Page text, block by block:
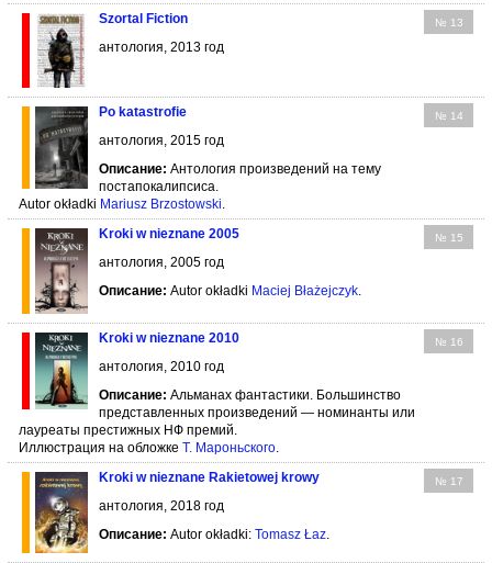
№ 13
Szortal Fiction
антология, 2013 год
№ 14
Po katastrofie
антология, 2015 год
Описание: Антология произведений на тему
постапокалипсиса.
Autor okładki Mariusz Brzostowski.
№ 15
Kroki w nieznane 2005
антология, 2005 год
Описание: Autor okładki Maciej Błażejczyk.
№ 16
Kroki w nieznane 2010
антология, 2010 год
Описание: Альманах фантастики. Большинство
представленных произведений — номинанты или
лауреаты престижных НФ премий.
Иллюстрация на обложке Т. Мароньского.
№ 17
Kroki w nieznane Rakietowej krowy
антология, 2018 год
Описание: Autor okładki: Tomasz Łaz.